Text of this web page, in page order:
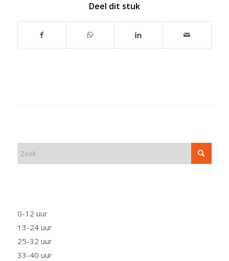
Deel dit stuk
0-12 uur
13-24 uur
25-32 uur
33-40 uur